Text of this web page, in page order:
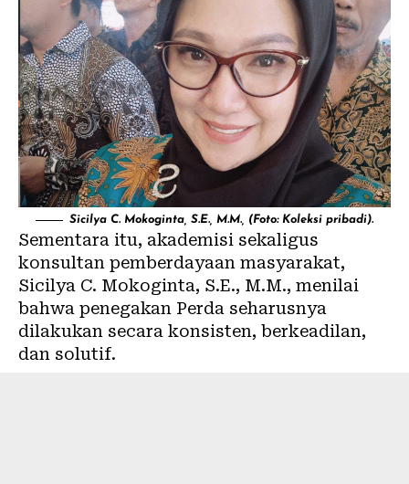
Sicilya C. Mokoginta, S.E., M.M., (Foto: Koleksi pribadi).
Sementara itu, akademisi sekaligus
konsultan pemberdayaan masyarakat,
Sicilya C. Mokoginta, S.E., M.M., menilai
bahwa penegakan Perda seharusnya
dilakukan secara konsisten, berkeadilan,
dan solutif.